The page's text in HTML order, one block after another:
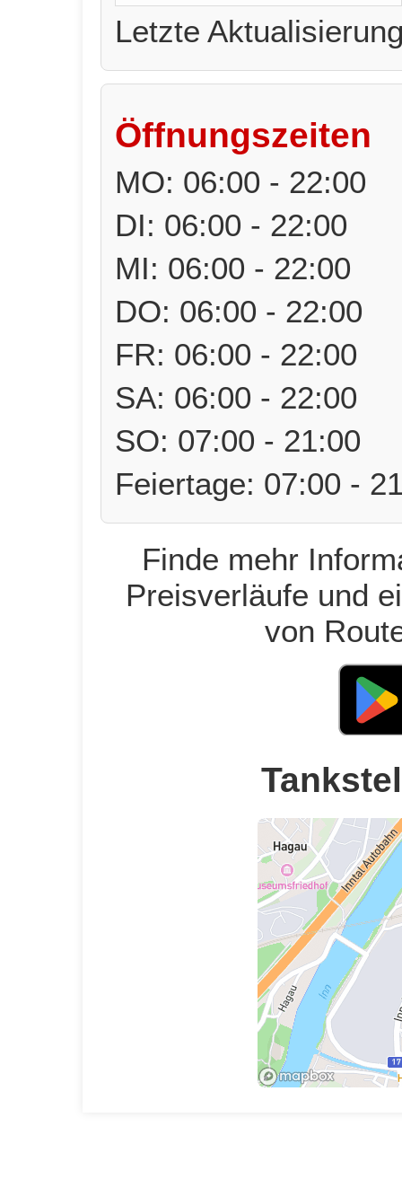
Letzte
Öffnungszeiten
MO: 06:00 - 22:00
DI: 06:00 - 22:00
MI: 06:00 - 22:00
DO: 06:00 - 22:00
FR: 06:00 - 22:00
SA: 06:00 - 22:00
SO: 07:00 - 21:00
Feiertage: 07:00 -
Finde mehr
Preisverläufe und
von